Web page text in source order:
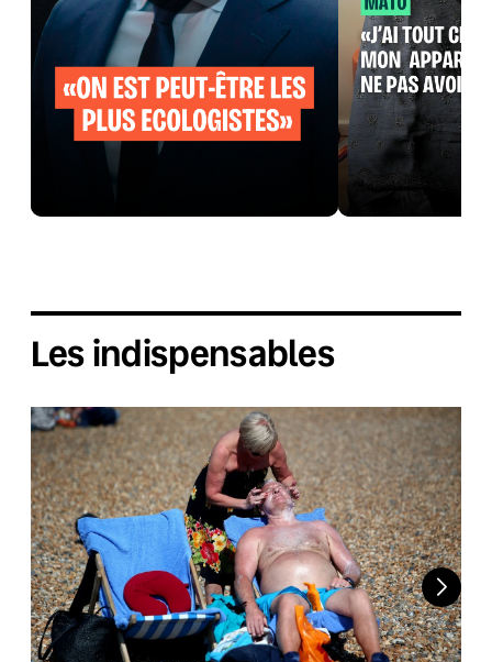
Les indispensables